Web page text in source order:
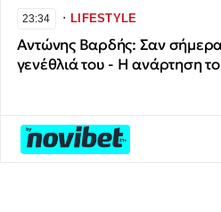
23:34 ∙LIFESTYLE
Αντώνης Βαρδής: Σαν
γενέθλιά του - Η ανάρτηση